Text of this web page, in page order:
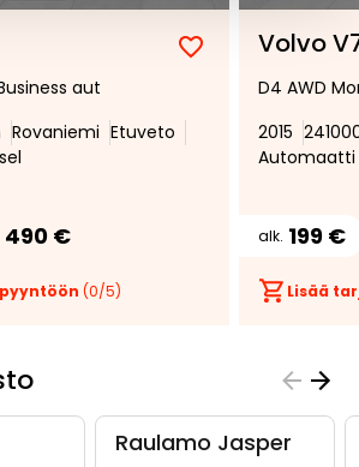
Lisää
suosikiksi
Poista
suosikeista
aut
Rovaniemi Etuveto
490 €
(0/5)
Volvo
D4 AWD
2015
Automaatti
alk. 199 €
Lisää
Raulamo Jasper